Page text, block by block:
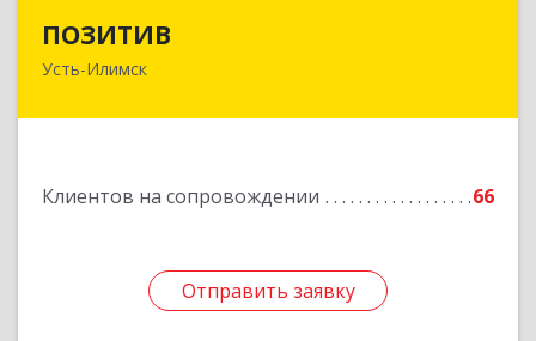
ПОЗИТИВ
Усть-Илимск
Клиентов на сопровождении 66
Отправить заявку
666679, Иркутская обл, Усть-Илимск г, Дружбы
Отправить заявку